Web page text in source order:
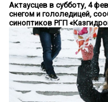
Актаусцев в субботу, 4
снегом и гололедицей,
синоптиков РГП